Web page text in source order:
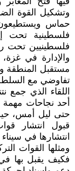
وتشكيل القوة
حماس
فلسطينية تحت
فلسطينيين تحت
والإدارة في
مستقبل المنطقة
تفاوضي مع
اللقاء الذي جمع
أحد نجاحات مهمة
حتى ليل أمس، حيث
قبول انتشار
انتشارها في
ومثلها القوات
فكيف يقبل بها